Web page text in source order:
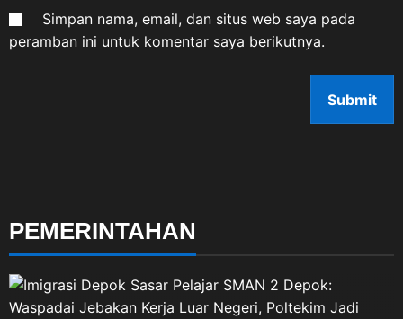
Simpan nama, email, dan situs web saya pada
peramban ini untuk komentar saya berikutnya.
PEMERINTAHAN